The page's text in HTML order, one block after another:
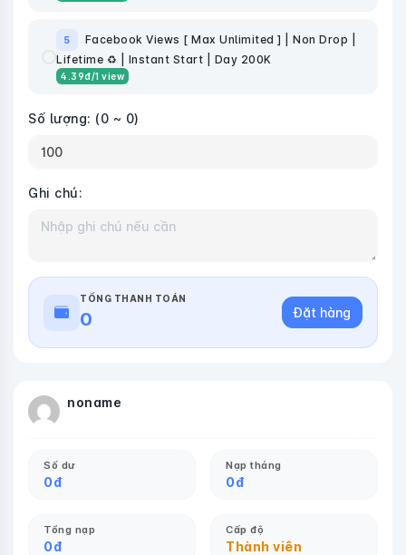
5
Facebook Views [ Max Unlimited ] | Non Drop |
Lifetime ♻️ | Instant Start | Day 200K
4.39đ/1 view
Số lượng: (0 ~ 0)
Ghi chú:
TỔNG THANH TOÁN
0 Đặt hàng
noname
Số dư
0đ
Nạp tháng
0đ
Tổng nạp
0đ
Cấp độ
Thành viên